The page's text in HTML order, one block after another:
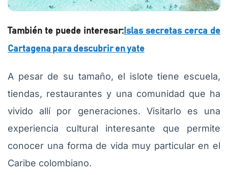
También te puede interesar: Islas secretas cerca de
Cartagena para descubrir en yate
A pesar de su tamaño, el islote tiene escuela,
tiendas, restaurantes y una comunidad que ha
vivido allí por generaciones. Visitarlo es una
experiencia cultural interesante que permite
conocer una forma de vida muy particular en el
Caribe colombiano.